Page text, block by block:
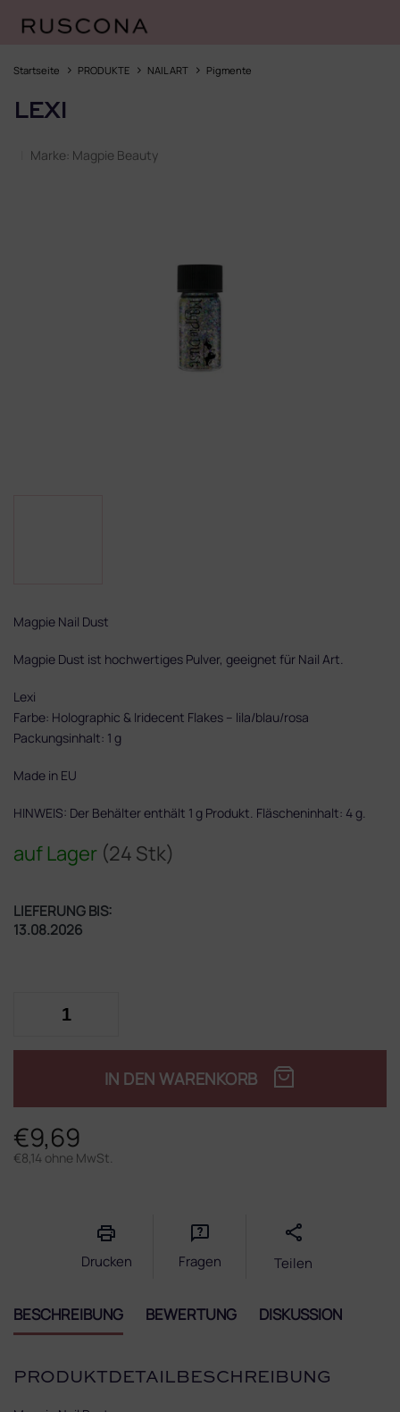
InhaltStartseite PRODUKTE NAIL ART Pigmente
LEXI
Marke: Magpie Beauty
€9,69
€8,14 ohne MwSt.
auf Lager (24 Stk)
LIEFERUNG BIS:
13.08.2026
IN DEN WARENKORB
Magpie Nail Dust
Magpie Dust ist hochwertiges Pulver, geeignet für Nail Art.
Lexi
Farbe: Holographic & Iridecent Flakes – lila/blau/rosa
Packungsinhalt: 1 g
Made in EU
HINWEIS: Der Behälter enthält 1 g Produkt. Fläscheninhalt: 4 g.
Drucken Fragen Teilen
BESCHREIBUNG BEWERTUNG DISKUSSION
PRODUKTDETAILBESCHREIBUNG